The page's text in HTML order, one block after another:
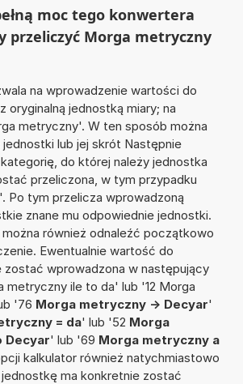
moc tego konwertera
przeliczyć Morga metryczny
na wprowadzenie wartości do
oryginalną jednostką miary; na
metryczny'. W ten sposób można
jednostki lub jej skrót Następnie
do której należy jednostka
przeliczona, w tym przypadku
Po tym przelicza wprowadzoną
znane mu odpowiednie jednostki.
również odnaleźć początkowo
Ewentualnie wartość do
zostać wprowadzona w następujący
metryczny ile to da' lub '12 Morga
'76 Morga metryczny -> Decyar'
= da' lub '52 Morga
Decyar' lub '69 Morga metryczny a
kalkulator również natychmiastowo
jednostkę ma konkretnie zostać